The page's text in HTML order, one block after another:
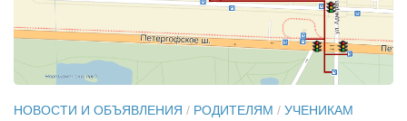
НОВОСТИ И ОБЪЯВЛЕНИЯ / РОДИТЕЛЯМ / УЧЕНИКАМ